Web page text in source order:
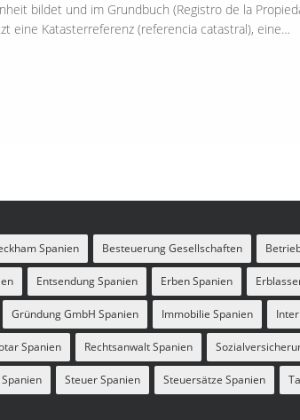
bildet und im Grundbuch (Registro de la
eine Katasterreferenz (referencia catastral), eine…
Spanien Besteuerung Gesellschaften
Entsendung Spanien Erben Spanien
Gründung GmbH Spanien Immobilie Spanien
Spanien Rechtsanwalt Spanien
Steuer Spanien Steuersätze Spanien